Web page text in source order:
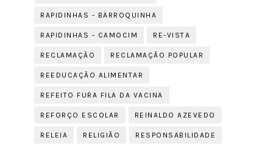
RAPIDINHAS - BARROQUINHA
RAPIDINHAS - CAMOCIM RE-VISTA
RECLAMAÇÃO RECLAMAÇÃO POPULAR
REEDUCAÇÃO ALIMENTAR
REFEITO FURA FILA DA VACINA
REFORÇO ESCOLAR REINALDO AZEVEDO
RELEIA RELIGIÃO RESPONSABILIDADE